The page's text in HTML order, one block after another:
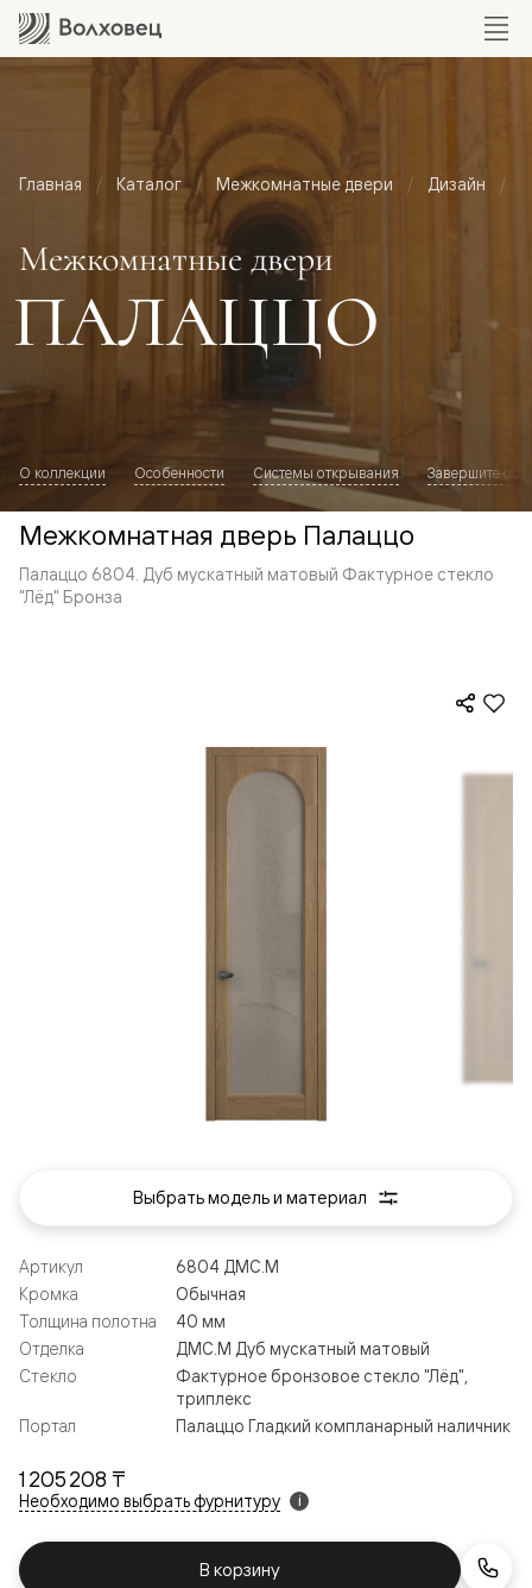
Главная Каталог Межкомнатные двери Дизайн
Межкомнатные двери
ПАЛАЦЦО
О коллекции Особенности Системы открывания Завершите
Межкомнатная дверь Палаццо
Палаццо 6804. Дуб мускатный матовый Фактурное стекло
"Лёд" Бронза
1 205 208 ₸
Необходимо выбрать фурнитуру i
В корзину
Артикул
6804 ДМС.М
Кромка
Обычная
Толщина полотна
40 мм
Отделка
ДМС.М Дуб мускатный матовый
Стекло
Фактурное бронзовое стекло "Лёд",
триплекс
Портал
Палаццо Гладкий компланарный наличник
Выбрать модель и материал